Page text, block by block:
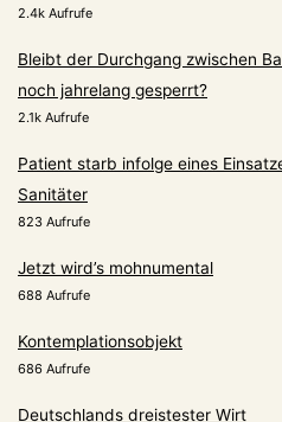
2.4k Aufrufe
Bleibt der Durchgang zwischen
noch jahrelang gesperrt?
2.1k Aufrufe
Patient starb infolge eines
Sanitäter
823 Aufrufe
Jetzt wird’s mohnumental
688 Aufrufe
Kontemplationsobjekt
686 Aufrufe
Deutschlands dreistester Wirt